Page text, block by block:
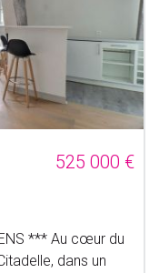
525 000 €
*** Au cœur du
dans un